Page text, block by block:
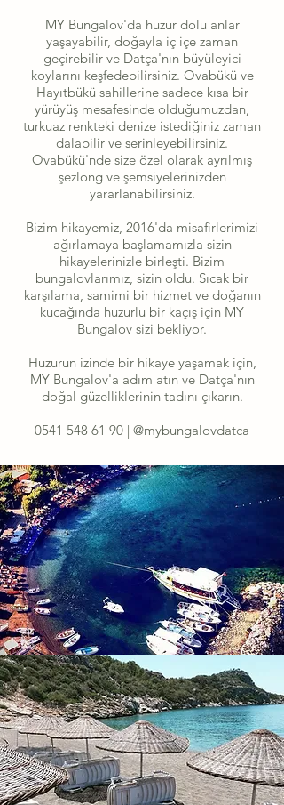
MY Bungalov'da huzur dolu anlar
yaşayabilir, doğayla iç içe zaman
geçirebilir ve Datça'nın büyüleyici
koylarını keşfedebilirsiniz. Ovabükü ve
Hayıtbükü sahillerine sadece kısa bir
yürüyüş mesafesinde olduğumuzdan,
turkuaz renkteki denize istediğiniz zaman
dalabilir ve serinleyebilirsiniz.
Ovabükü'nde size özel olarak ayrılmış
şezlong ve şemsiyelerinizden
yararlanabilirsiniz.
Bizim hikayemiz, 2016'da misafirlerimizi
ağırlamaya başlamamızla sizin
hikayelerinizle birleşti. Bizim
bungalovlarımız, sizin oldu. Sıcak bir
karşılama, samimi bir hizmet ve doğanın
kucağında huzurlu bir kaçış için MY
Bungalov sizi bekliyor.
Huzurun izinde bir hikaye yaşamak için,
MY Bungalov'a adım atın ve Datça'nın
doğal güzelliklerinin tadını çıkarın.
0541 548 61 90 | @mybungalovdatca